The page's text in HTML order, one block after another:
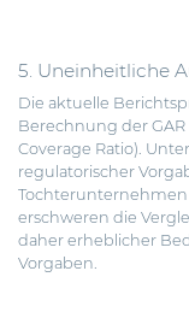
5. Uneinheitliche
Die aktuelle
Berechnung der
Coverage Ratio).
regulatorischer
Tochterunternehmen
erschweren die
daher erheblicher
Vorgaben.